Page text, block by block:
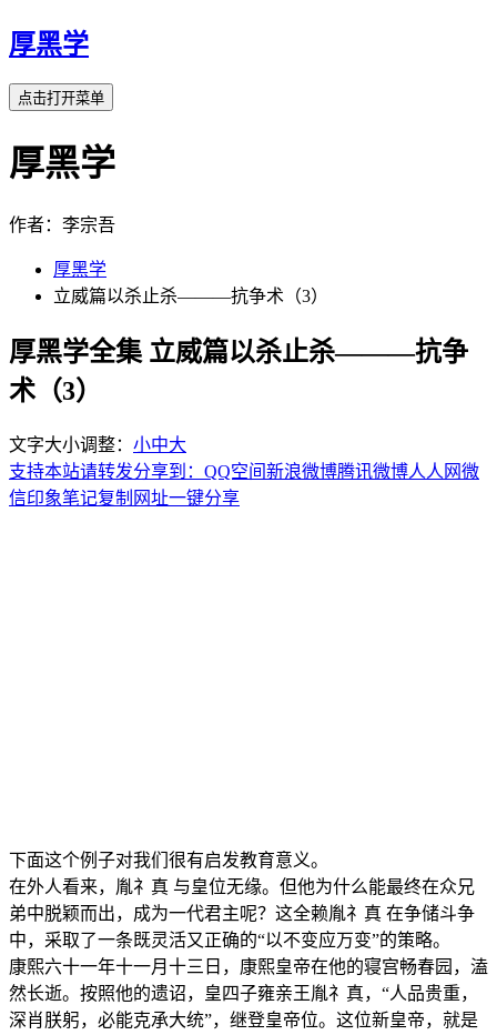
厚黑学
点击打开菜单
厚黑学
作者：李宗吾
厚黑学
立威篇以杀止杀———抗争术（3）
厚黑学全集 立威篇以杀止杀———抗争
术（3）
文字大小调整： 小中大
支持本站请转发分享到： QQ空间新浪微博腾讯微博人人网微
信印象笔记复制网址一键分享
下面这个例子对我们很有启发教育意义。
在外人看来，胤礻真 与皇位无缘。但他为什么能最终在众兄
弟中脱颖而出，成为一代君主呢？这全赖胤礻真 在争储斗争
中，采取了一条既灵活又正确的“以不变应万变”的策略。
康熙六十一年十一月十三日，康熙皇帝在他的寝宫畅春园，溘
然长逝。按照他的遗诏，皇四子雍亲王胤礻真，“人品贵重，
深肖朕躬，必能克承大统”，继登皇帝位。这位新皇帝，就是